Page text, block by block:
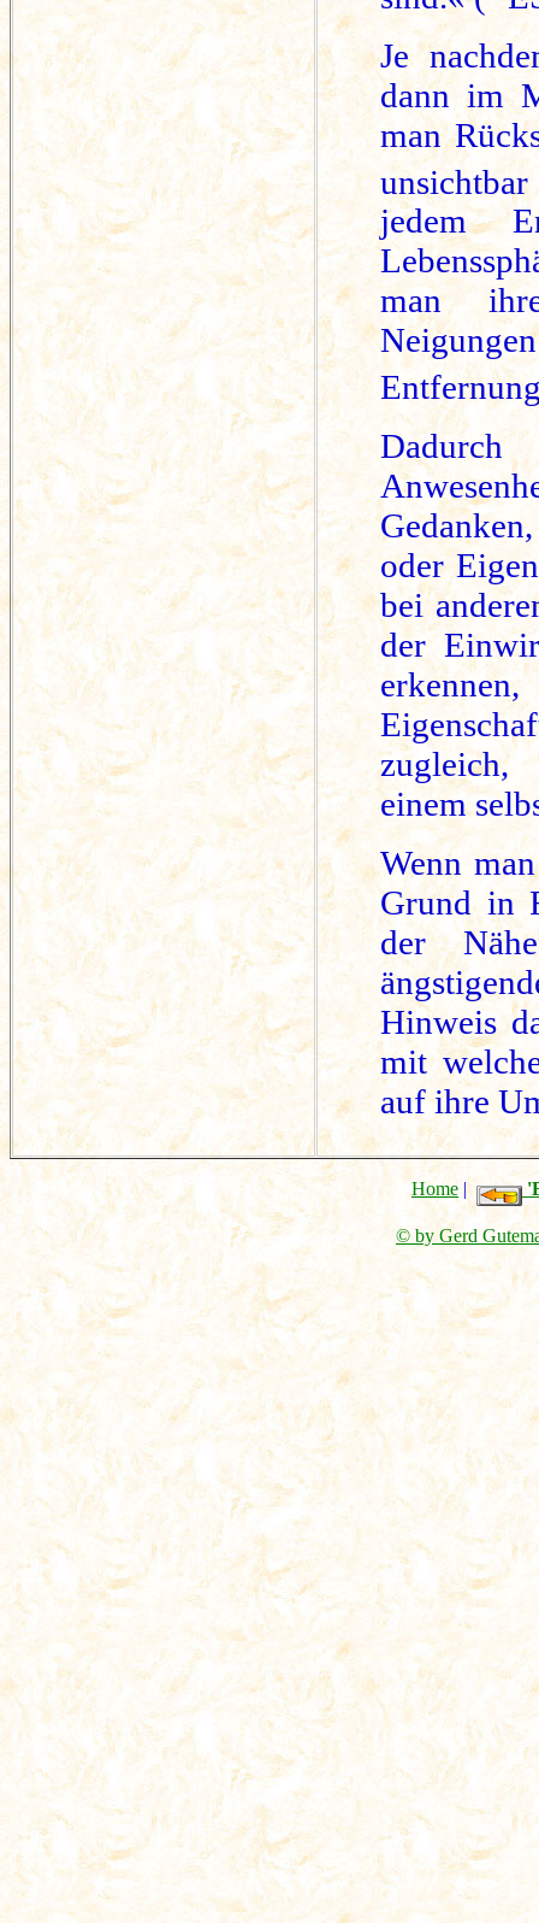
Je
dann im
man
jedem
man
oder
bei
der
zugleich,
einem
Wenn
Grund in
der
Hinweis
mit
auf ihre
Home |
© by Gerd